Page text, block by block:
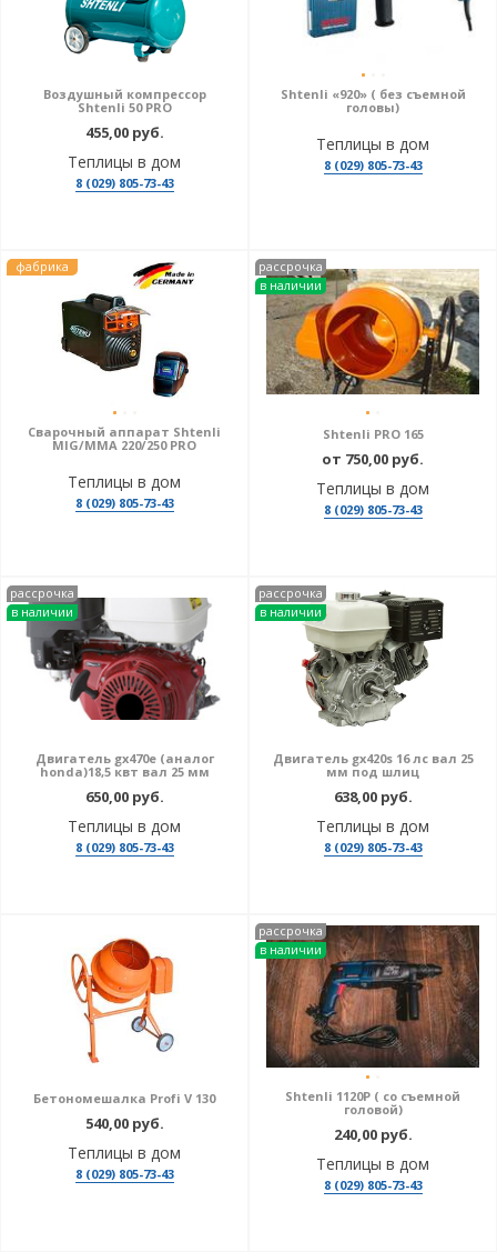
Воздушный компрессор
Shtenli 50 PRO
455,00 руб.
Теплицы в дом
8 (029) 805-73-43
Shtenli «920» ( без съемной
головы)
Теплицы в дом
8 (029) 805-73-43
фабрика
Сварочный аппарат Shtenli
MIG/MMA 220/250 PRO
Теплицы в дом
8 (029) 805-73-43
рассрочка
в наличии
Shtenli PRO 165
от 750,00 руб.
Теплицы в дом
8 (029) 805-73-43
рассрочка
в наличии
Двигатель gx470е (аналог
honda)18,5 квт вал 25 мм
650,00 руб.
Теплицы в дом
8 (029) 805-73-43
рассрочка
в наличии
Двигатель gx420s 16 лс вал 25
мм под шлиц
638,00 руб.
Теплицы в дом
8 (029) 805-73-43
Бетономешалка Profi V 130
540,00 руб.
Теплицы в дом
8 (029) 805-73-43
рассрочка
в наличии
Shtenli 1120P ( со съемной
головой)
240,00 руб.
Теплицы в дом
8 (029) 805-73-43